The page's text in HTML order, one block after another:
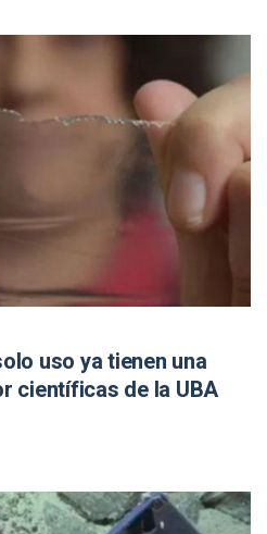
uso ya tienen una
científicas de la UBA